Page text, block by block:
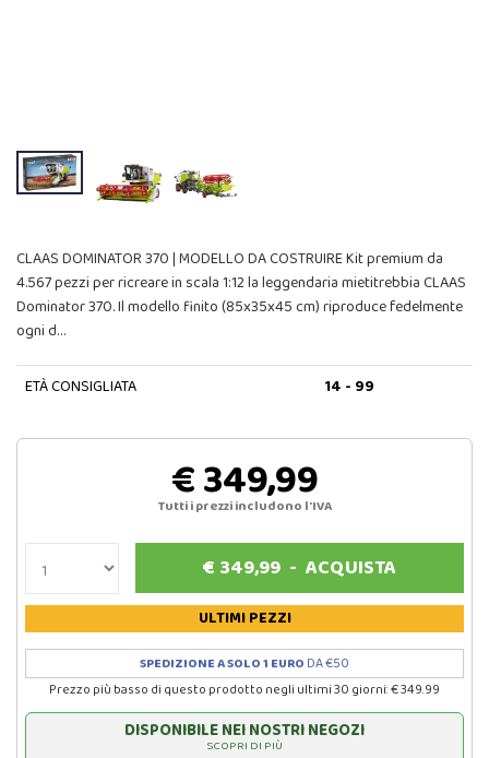
CLAAS DOMINATOR 370 | MODELLO DA COSTRUIRE Kit premium da
4.567 pezzi per ricreare in scala 1:12 la leggendaria mietitrebbia CLAAS
Dominator 370. Il modello finito (85x35x45 cm) riproduce fedelmente
ogni d…
ETÀ CONSIGLIATA 14 - 99
€ 349,99
Tutti i prezzi includono l'IVA
€ 349,99 -ACQUISTA
ULTIMI PEZZI
SPEDIZIONE A SOLO 1 EURO DA €50
Prezzo più basso di questo prodotto negli ultimi 30 giorni: € 349.99
DISPONIBILE NEI NOSTRI NEGOZI
SCOPRI DI PIÙ